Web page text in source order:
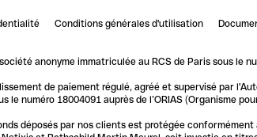
Conditions générales d'utilisation
anonyme immatriculée au RCS de Paris sous le
de paiement régulé, agréé et supervisé par
le numéro 18004091 auprès de l’ORIAS (Organisme
déposés par nos clients est protégée